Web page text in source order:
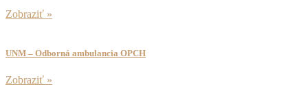
Zobraziť »
UNM – Odborná ambulancia OPCH
Zobraziť »